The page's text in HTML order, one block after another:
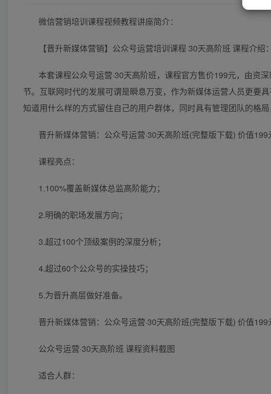
微信营销培训课程视频教程讲座简介：
【晋升新媒体营销】公众号运营培训课程 30天高阶班 课程介绍：
本套课程公众号运营·30天高阶班，课程官方售价199元，由资
节。互联网时代的发展可谓是瞬息万变，作为新媒体运营人员更要
知道用什么样的方式留住自己的用户群体，同时具有管理团队的格
晋升新媒体营销：公众号运营·30天高阶班(完整版下载) 价值199
课程亮点：
1.100%覆盖新媒体总监高阶能力；
2.明确的职场发展方向；
3.超过100个顶级案例的深度分析；
4.超过60个公众号的实操技巧；
5.为晋升高层做好准备。
晋升新媒体营销：公众号运营·30天高阶班(完整版下载) 价值199
公众号运营·30天高阶班 课程资料截图
适合人群：